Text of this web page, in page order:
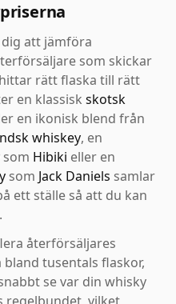
att jämföra
som skickar
rätt flaska till rätt
en klassisk skotsk
en ikonisk blend från
whiskey, en
som Hibiki eller en
som Jack Daniels samlar
ett ställe så att du kan
återförsäljares
tusentals flaskor,
se var din whisky